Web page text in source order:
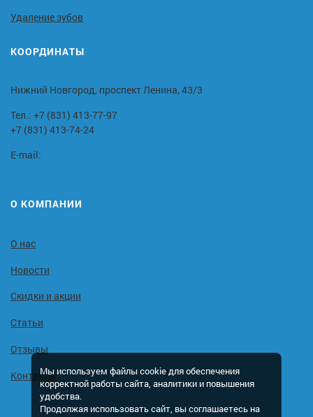
Удаление зубов
КООРДИНАТЫ
Нижний Новгород, проспект Ленина, 43/3
Тел.: +7 (831) 413-77-97
+7 (831) 413-74-24
E-mail:
О КОМПАНИИ
О нас
Новости
Скидки и акции
Статьи
Отзывы
КонтактыМы используем файлы cookie для обеспечения
корректной работы сайта, аналитики и повышения
удобства.
Продолжая использовать сайт, вы соглашаетесь на